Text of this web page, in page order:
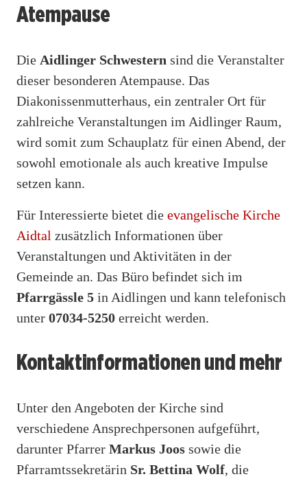
Atempause
Die Aidlinger Schwestern sind die Veranstalter
dieser besonderen Atempause. Das
Diakonissenmutterhaus, ein zentraler Ort für
zahlreiche Veranstaltungen im Aidlinger Raum,
wird somit zum Schauplatz für einen Abend, der
sowohl emotionale als auch kreative Impulse
setzen kann.
Für Interessierte bietet die evangelische Kirche
Aidtal zusätzlich Informationen über
Veranstaltungen und Aktivitäten in der
Gemeinde an. Das Büro befindet sich im
Pfarrgässle 5 in Aidlingen und kann telefonisch
unter 07034-5250 erreicht werden.
Kontaktinformationen und mehr
Unter den Angeboten der Kirche sind
verschiedene Ansprechpersonen aufgeführt,
darunter Pfarrer Markus Joos sowie die
Pfarramtssekretärin Sr. Bettina Wolf, die